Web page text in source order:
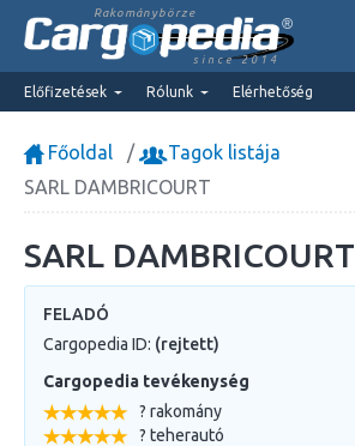
Rakománybörze
since 2014
Előfizetések Rólunk Elérhetőség
Főoldal
Tagok listája
SARL DAMBRICOURT
SARL DAMBRICOURT
FELADÓ
Cargopedia ID: (rejtett)
Cargopedia tevékenység
? rakomány
? teherautó